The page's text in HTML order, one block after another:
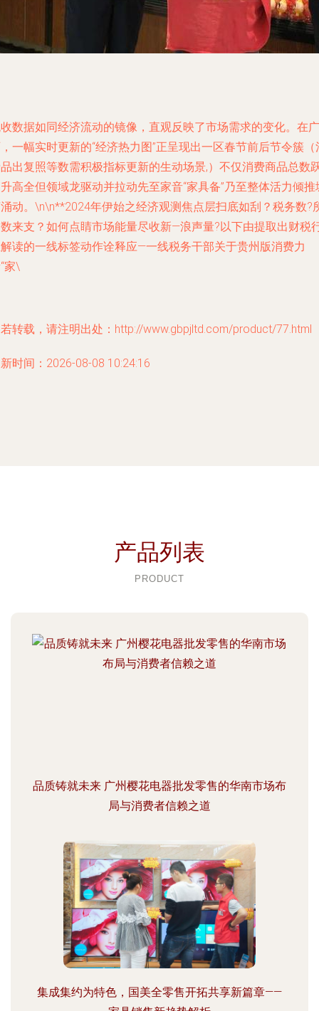
数据如同经济流动的镜像，直观反映了市场需求的变化。在广
一幅实时更新的“经济热力图”正呈现出一区春节前后节令簇（
出复照等数需积极指标更新的生动场景,）不仅消费商品总数
高全但领域龙驱动并拉动先至家音“家具备”乃至整体活力倾推
动。\n\n**2024年伊始之经济观测焦点层扫底如刮？税务数?
来支？如何点睛市场能量尽收新—浪声量?以下由提取出财税
读的一线标签动作诠释应—一线税务干部关于贵州版消费力
家\
转载，请注明出处：http://www.gbpjltd.com/product/77.html
时间：2026-08-08 10:24:16
产品列表
PRODUCT
品质铸就未来 广州樱花电器批发零售的华南市场布
局与消费者信赖之道
集成集约为特色，国美全零售开拓共享新篇章——